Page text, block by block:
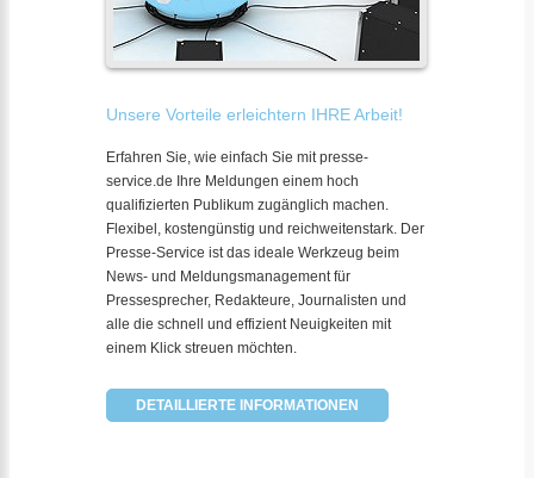
Unsere Vorteile erleichtern IHRE Arbeit!
Erfahren Sie, wie einfach Sie mit presse-
service.de Ihre Meldungen einem hoch
qualifizierten Publikum zugänglich machen.
Flexibel, kostengünstig und reichweitenstark. Der
Presse-Service ist das ideale Werkzeug beim
News- und Meldungsmanagement für
Pressesprecher, Redakteure, Journalisten und
alle die schnell und effizient Neuigkeiten mit
einem Klick streuen möchten.
DETAILLIERTE INFORMATIONEN